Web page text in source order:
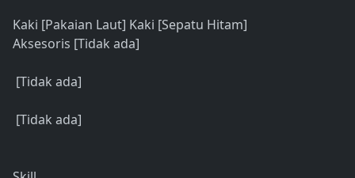
Kaki [Pakaian Laut] Kaki [Sepatu Hitam]
Aksesoris [Tidak ada]
[Tidak ada]
[Tidak ada]